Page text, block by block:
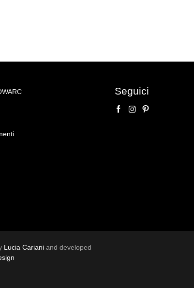
ceramica
Seguici
Lucia Cariani and developed